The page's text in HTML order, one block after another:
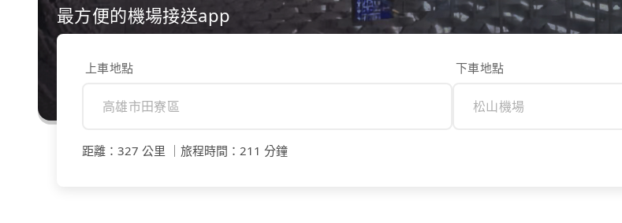
最方便的機場接送app
上車地點 下車地點
距離 ： 327 公里 旅程時間 ： 211 分鐘